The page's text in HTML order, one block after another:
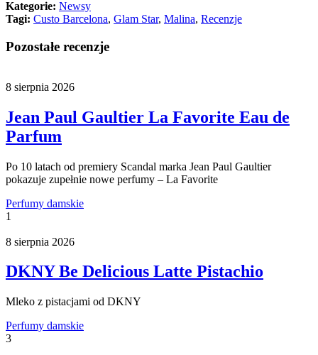
Kategorie: Newsy
Tagi: Custo Barcelona, Glam Star, Malina, Recenzje
Pozostałe recenzje
8 sierpnia 2026
Jean Paul Gaultier La Favorite Eau de
Parfum
Po 10 latach od premiery Scandal marka Jean Paul Gaultier
pokazuje zupełnie nowe perfumy – La Favorite
Perfumy damskie
1
8 sierpnia 2026
DKNY Be Delicious Latte Pistachio
Mleko z pistacjami od DKNY
Perfumy damskie
3